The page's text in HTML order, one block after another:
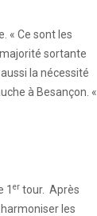
« Ce sont les
sortante
la nécessité
à Besançon. «
1 er tour. Après
les